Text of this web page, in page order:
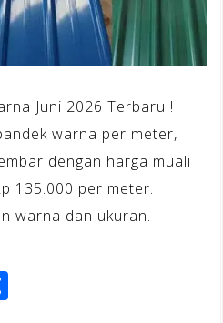
Juni 2026 Terbaru !
warna per meter,
dengan harga muali
135.000 per meter.
warna dan ukuran.